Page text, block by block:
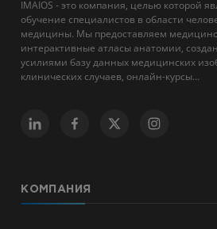
IMAIOS - это компания, целью которой
обучение специалистов в области
медицины. Мы предоставляем
интерактивные атласы анатомии,
усилиями базу данных медицинских
клинических случаев, онлайн-курсы...
КОМПАНИЯ